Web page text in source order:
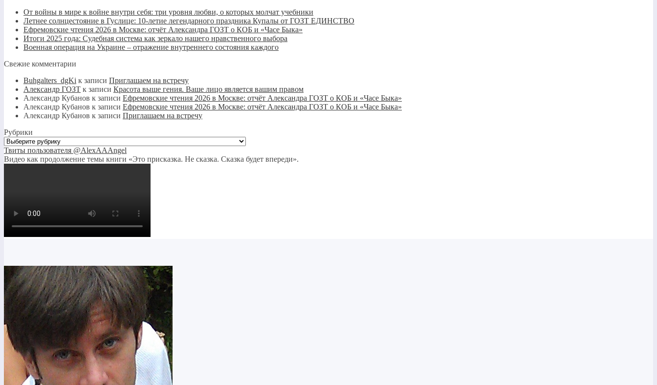
От войны в мире к войне внутри себя: три уровня любви, о которых молчат учебники
Летнее солнцестояние в Гуслице: 10-летие легендарного праздника Купалы от ГОЗТ ЕДИНСТВО
Ефремовские чтения 2026 в Москве: отчёт Александра ГОЗТ о КОБ и «Часе Быка»
Итоги 2025 года: Судебная система как зеркало нашего нравственного выбора
Военная операция на Украине – отражение внутреннего состояния каждого
Свежие комментарии
Buhgalters_dgKi к записи Приглашаем на встречу
Александр ГОЗТ к записи Красота выше гения. Ваше лицо является вашим правом
Александр Кубанов к записи Ефремовские чтения 2026 в Москве: отчёт Александра ГОЗТ о КОБ и «Часе Быка»
Александр Кубанов к записи Ефремовские чтения 2026 в Москве: отчёт Александра ГОЗТ о КОБ и «Часе Быка»
Александр Кубанов к записи Приглашаем на встречу
Рубрики
Рубрики
Твиты пользователя @AlexAAAngel
Видео как продолжение темы книги «Это присказка. Не сказка. Сказка будет впереди».